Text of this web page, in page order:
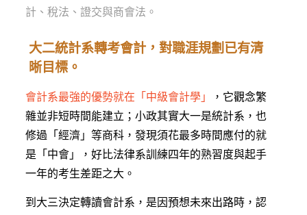
計、稅法、證交與商會法。
大二統計系轉考會計，對職涯規劃已有清
晰目標。
會計系最強的優勢就在「中級會計學」
，它觀念繁
雜並非短時間能建立；小政其實大一是統計系，也
修過「經濟」等商科，發現須花最多時間應付的就
是「中會」，好比法律系訓練四年的熟習度與起手
一年的考生差距之大。
到大三決定轉讀會計系，是因預想未來出路時，認